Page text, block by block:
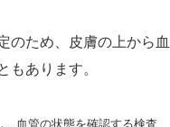
のため、皮膚の上から
あります。
血管の状態を確認する検査